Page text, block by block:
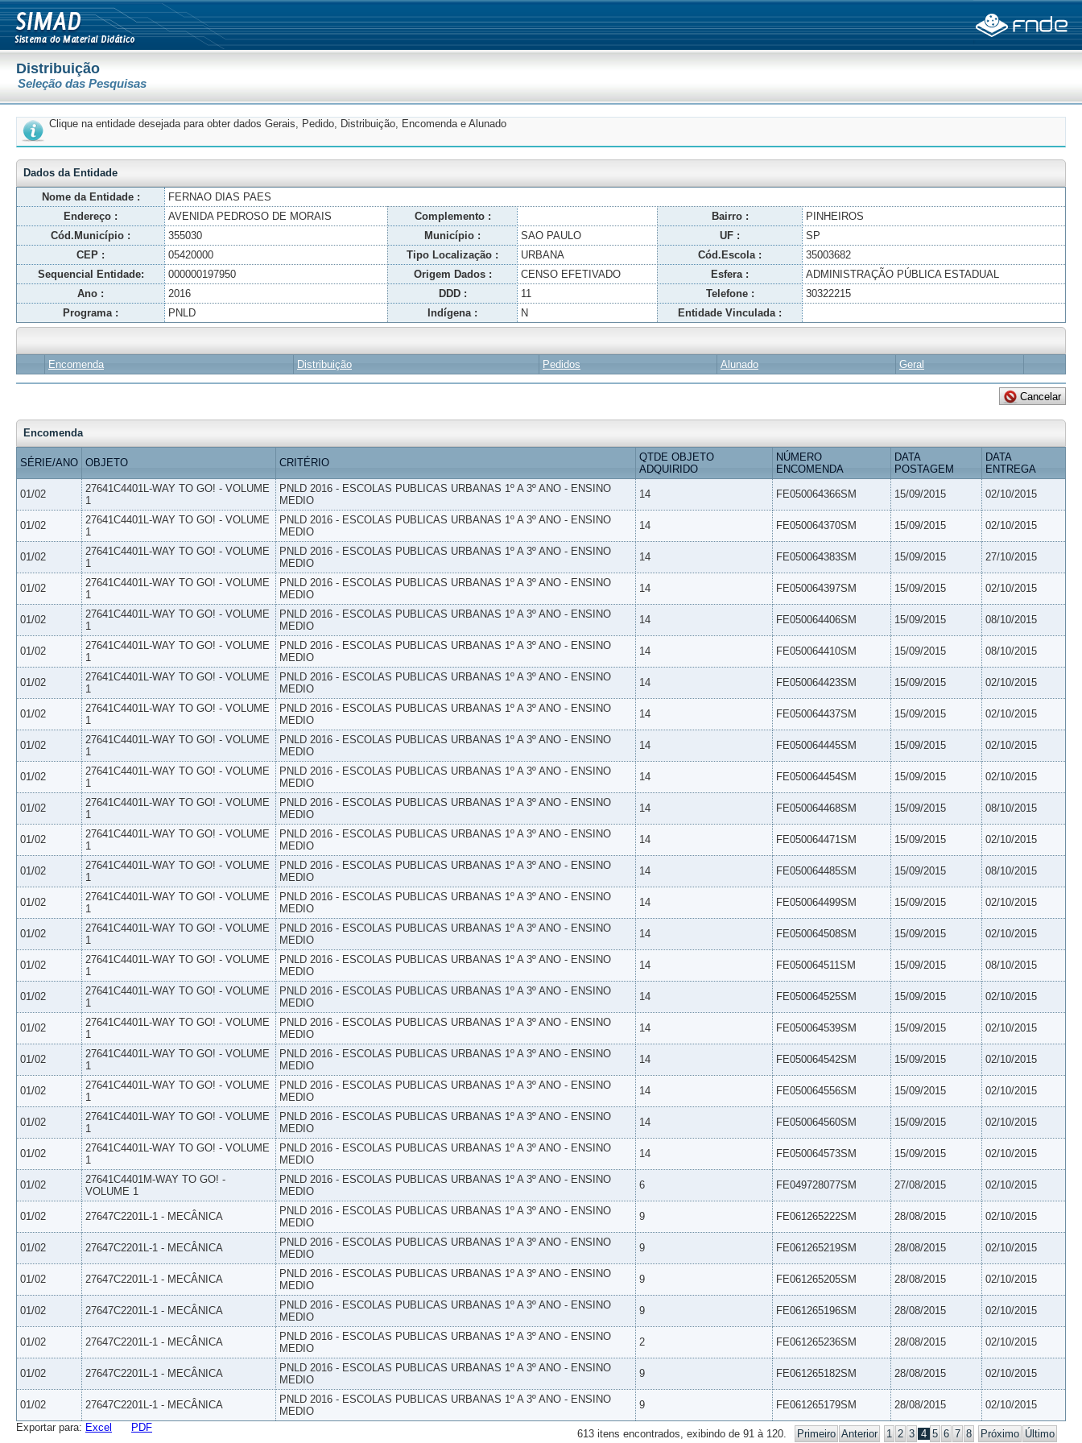
Distribuição
Seleção das Pesquisas
Clique na entidade desejada para obter dados Gerais, Pedido, Distribuição, Encomenda e Alunado
Dados da Entidade
Nome da Entidade :
FERNAO DIAS PAES
Endereço :
AVENIDA PEDROSO DE MORAIS Complemento : Bairro :
PINHEIROS
Cód.Município :
355030 Município : SAO PAULO UF :
SP
CEP :
05420000 Tipo Localização : URBANA Cód.Escola :
35003682
Sequencial Entidade:
000000197950 Origem Dados : CENSO EFETIVADO Esfera :
ADMINISTRAÇÃO PÚBLICA ESTADUAL
Ano :
2016 DDD : 11 Telefone :
30322215
Programa :
PNLD Indígena : N Entidade Vinculada :
Encomenda Distribuição Pedidos Alunado Geral
Encomenda
SÉRIE/ANO OBJETO CRITÉRIO
QTDE OBJETO
ADQUIRIDO
NÚMERO
ENCOMENDA
DATA
POSTAGEM
DATA
ENTREGA
01/02
27641C4401L-WAY TO GO! - VOLUME
1
PNLD 2016 - ESCOLAS PUBLICAS URBANAS 1º A 3º ANO - ENSINO
MEDIO
14 FE050064366SM 15/09/2015 02/10/2015
01/02
27641C4401L-WAY TO GO! - VOLUME
1
PNLD 2016 - ESCOLAS PUBLICAS URBANAS 1º A 3º ANO - ENSINO
MEDIO
14 FE050064370SM 15/09/2015 02/10/2015
01/02
27641C4401L-WAY TO GO! - VOLUME
1
PNLD 2016 - ESCOLAS PUBLICAS URBANAS 1º A 3º ANO - ENSINO
MEDIO
14 FE050064383SM 15/09/2015 27/10/2015
01/02
27641C4401L-WAY TO GO! - VOLUME
1
PNLD 2016 - ESCOLAS PUBLICAS URBANAS 1º A 3º ANO - ENSINO
MEDIO
14 FE050064397SM 15/09/2015 02/10/2015
01/02
27641C4401L-WAY TO GO! - VOLUME
1
PNLD 2016 - ESCOLAS PUBLICAS URBANAS 1º A 3º ANO - ENSINO
MEDIO
14 FE050064406SM 15/09/2015 08/10/2015
01/02
27641C4401L-WAY TO GO! - VOLUME
1
PNLD 2016 - ESCOLAS PUBLICAS URBANAS 1º A 3º ANO - ENSINO
MEDIO
14 FE050064410SM 15/09/2015 08/10/2015
01/02
27641C4401L-WAY TO GO! - VOLUME
1
PNLD 2016 - ESCOLAS PUBLICAS URBANAS 1º A 3º ANO - ENSINO
MEDIO
14 FE050064423SM 15/09/2015 02/10/2015
01/02
27641C4401L-WAY TO GO! - VOLUME
1
PNLD 2016 - ESCOLAS PUBLICAS URBANAS 1º A 3º ANO - ENSINO
MEDIO
14 FE050064437SM 15/09/2015 02/10/2015
01/02
27641C4401L-WAY TO GO! - VOLUME
1
PNLD 2016 - ESCOLAS PUBLICAS URBANAS 1º A 3º ANO - ENSINO
MEDIO
14 FE050064445SM 15/09/2015 02/10/2015
01/02
27641C4401L-WAY TO GO! - VOLUME
1
PNLD 2016 - ESCOLAS PUBLICAS URBANAS 1º A 3º ANO - ENSINO
MEDIO
14 FE050064454SM 15/09/2015 02/10/2015
01/02
27641C4401L-WAY TO GO! - VOLUME
1
PNLD 2016 - ESCOLAS PUBLICAS URBANAS 1º A 3º ANO - ENSINO
MEDIO
14 FE050064468SM 15/09/2015 08/10/2015
01/02
27641C4401L-WAY TO GO! - VOLUME
1
PNLD 2016 - ESCOLAS PUBLICAS URBANAS 1º A 3º ANO - ENSINO
MEDIO
14 FE050064471SM 15/09/2015 02/10/2015
01/02
27641C4401L-WAY TO GO! - VOLUME
1
PNLD 2016 - ESCOLAS PUBLICAS URBANAS 1º A 3º ANO - ENSINO
MEDIO
14 FE050064485SM 15/09/2015 08/10/2015
01/02
27641C4401L-WAY TO GO! - VOLUME
1
PNLD 2016 - ESCOLAS PUBLICAS URBANAS 1º A 3º ANO - ENSINO
MEDIO
14 FE050064499SM 15/09/2015 02/10/2015
01/02
27641C4401L-WAY TO GO! - VOLUME
1
PNLD 2016 - ESCOLAS PUBLICAS URBANAS 1º A 3º ANO - ENSINO
MEDIO
14 FE050064508SM 15/09/2015 02/10/2015
01/02
27641C4401L-WAY TO GO! - VOLUME
1
PNLD 2016 - ESCOLAS PUBLICAS URBANAS 1º A 3º ANO - ENSINO
MEDIO
14 FE050064511SM 15/09/2015 08/10/2015
01/02
27641C4401L-WAY TO GO! - VOLUME
1
PNLD 2016 - ESCOLAS PUBLICAS URBANAS 1º A 3º ANO - ENSINO
MEDIO
14 FE050064525SM 15/09/2015 02/10/2015
01/02
27641C4401L-WAY TO GO! - VOLUME
1
PNLD 2016 - ESCOLAS PUBLICAS URBANAS 1º A 3º ANO - ENSINO
MEDIO
14 FE050064539SM 15/09/2015 02/10/2015
01/02
27641C4401L-WAY TO GO! - VOLUME
1
PNLD 2016 - ESCOLAS PUBLICAS URBANAS 1º A 3º ANO - ENSINO
MEDIO
14 FE050064542SM 15/09/2015 02/10/2015
01/02
27641C4401L-WAY TO GO! - VOLUME
1
PNLD 2016 - ESCOLAS PUBLICAS URBANAS 1º A 3º ANO - ENSINO
MEDIO
14 FE050064556SM 15/09/2015 02/10/2015
01/02
27641C4401L-WAY TO GO! - VOLUME
1
PNLD 2016 - ESCOLAS PUBLICAS URBANAS 1º A 3º ANO - ENSINO
MEDIO
14 FE050064560SM 15/09/2015 02/10/2015
01/02
27641C4401L-WAY TO GO! - VOLUME
1
PNLD 2016 - ESCOLAS PUBLICAS URBANAS 1º A 3º ANO - ENSINO
MEDIO
14 FE050064573SM 15/09/2015 02/10/2015
01/02
27641C4401M-WAY TO GO! -
VOLUME 1
PNLD 2016 - ESCOLAS PUBLICAS URBANAS 1º A 3º ANO - ENSINO
MEDIO
6 FE049728077SM 27/08/2015 02/10/2015
01/02 27647C2201L-1 - MECÂNICA
PNLD 2016 - ESCOLAS PUBLICAS URBANAS 1º A 3º ANO - ENSINO
MEDIO
9 FE061265222SM 28/08/2015 02/10/2015
01/02 27647C2201L-1 - MECÂNICA
PNLD 2016 - ESCOLAS PUBLICAS URBANAS 1º A 3º ANO - ENSINO
MEDIO
9 FE061265219SM 28/08/2015 02/10/2015
01/02 27647C2201L-1 - MECÂNICA
PNLD 2016 - ESCOLAS PUBLICAS URBANAS 1º A 3º ANO - ENSINO
MEDIO
9 FE061265205SM 28/08/2015 02/10/2015
01/02 27647C2201L-1 - MECÂNICA
PNLD 2016 - ESCOLAS PUBLICAS URBANAS 1º A 3º ANO - ENSINO
MEDIO
9 FE061265196SM 28/08/2015 02/10/2015
01/02 27647C2201L-1 - MECÂNICA
PNLD 2016 - ESCOLAS PUBLICAS URBANAS 1º A 3º ANO - ENSINO
MEDIO
2 FE061265236SM 28/08/2015 02/10/2015
01/02 27647C2201L-1 - MECÂNICA
PNLD 2016 - ESCOLAS PUBLICAS URBANAS 1º A 3º ANO - ENSINO
MEDIO
9 FE061265182SM 28/08/2015 02/10/2015
01/02 27647C2201L-1 - MECÂNICA
PNLD 2016 - ESCOLAS PUBLICAS URBANAS 1º A 3º ANO - ENSINO
MEDIO
9 FE061265179SM 28/08/2015 02/10/2015
613 itens encontrados, exibindo de 91 à 120. Primeiro Anterior 1 2 3 4 5 6 7 8 Próximo Último
Exportar para: Excel PDF